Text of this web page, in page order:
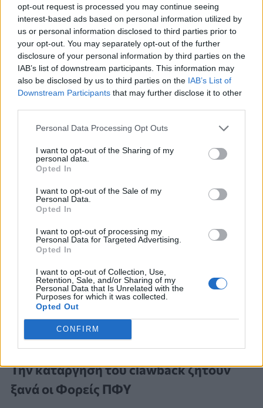
opt-out request is processed you may continue seeing
interest-based ads based on personal information utilized by
us or personal information disclosed to third parties prior to
your opt-out. You may separately opt-out of the further
disclosure of your personal information by third parties on the
IAB’s list of downstream participants. This information may
also be disclosed by us to third parties on the IAB’s List of
Downstream Participants that may further disclose it to other
Personal Data Processing Opt Outs
I want to opt-out of the Sharing of my
personal data.
Opted In
I want to opt-out of the Sale of my
Personal Data.
Opted In
I want to opt-out of processing my
Personal Data for Targeted Advertising.
Opted In
I want to opt-out of Collection, Use,
Retention, Sale, and/or Sharing of my
Personal Data that Is Unrelated with the
Purposes for which it was collected.
Opted Out
CONFIRM
ΚΑΤΑΡΓΗΣΗ CLAWBACK
Συζήτηση στη Βουλή για τις συνέπειες
του claw back ζητούν οι Φορείς ΠΦΥ
Το Συντονιστικό Όργανο Φορέων Πρωτοβάθμιας
Φροντίδας Υγείας (ΠΦΥ), ζητά την κατάργηση του
Την κατάργηση του clawback ζητούν
ξανά οι Φορείς ΠΦΥ